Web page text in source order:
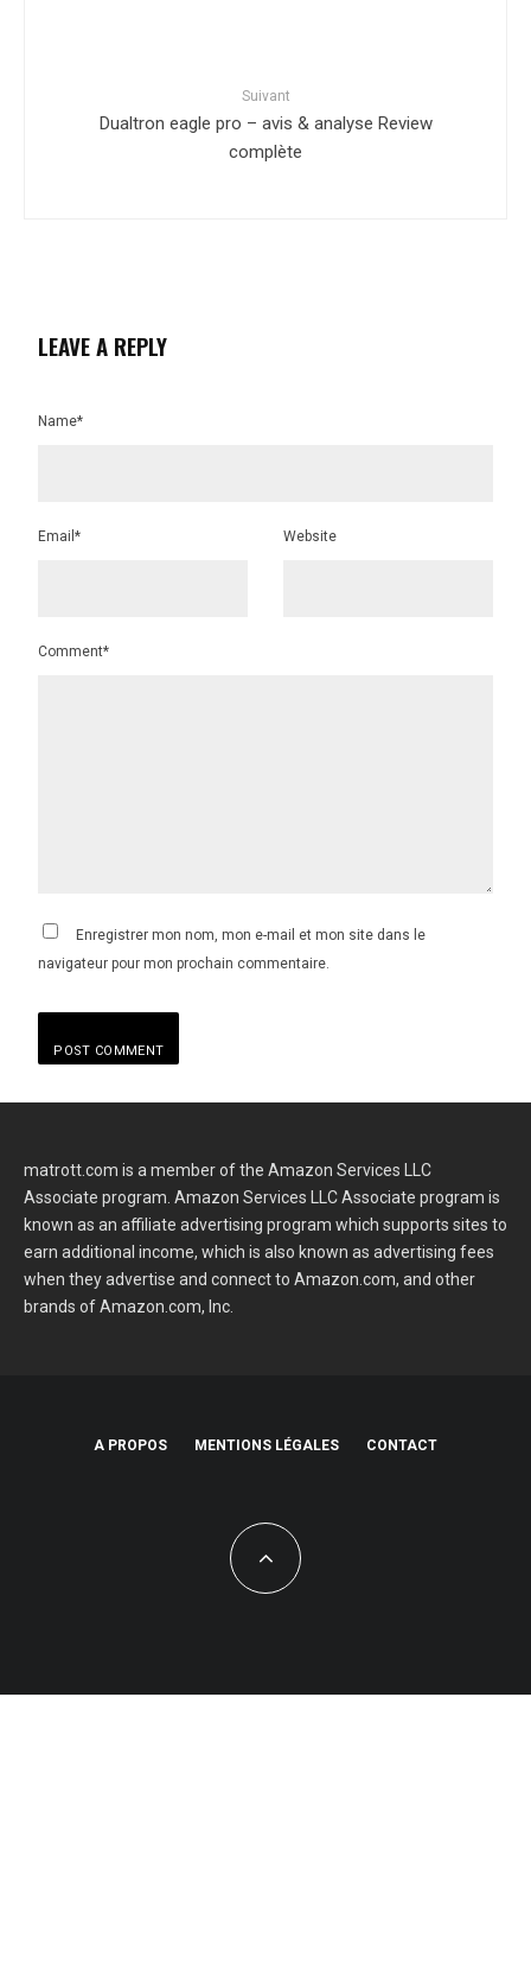
Suivant
Dualtron eagle pro – avis & analyse Review
complète
LEAVE A REPLY
Name*
Email* Website
Comment*
Enregistrer mon nom, mon e-mail et mon site dans le
navigateur pour mon prochain commentaire.
matrott.com is a member of the Amazon Services LLC
Associate program. Amazon Services LLC Associate program is
known as an affiliate advertising program which supports sites to
earn additional income, which is also known as advertising fees
when they advertise and connect to Amazon.com, and other
brands of Amazon.com, Inc.
A PROPOS MENTIONS LÉGALES CONTACT